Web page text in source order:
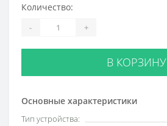
Основные характеристики
Тип устройства:
Количество:
- +
В КОРЗИНУ